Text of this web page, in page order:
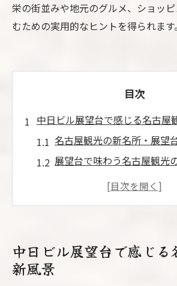
栄の街並みや地元のグルメ、ショッ
むための実用的なヒントを得られます。
目次
中日ビル展望台で感じる名古屋
名古屋観光の新名所・展望
展望台で味わう名古屋観光
ト
中日ビル展望台で感じる
新風景